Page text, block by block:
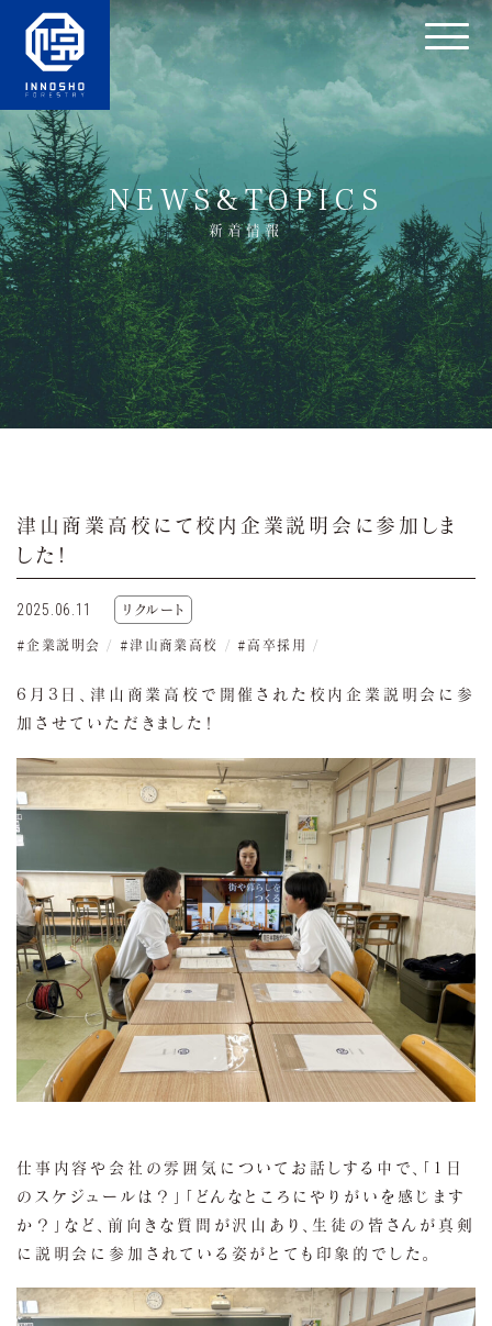
NEWS&TOPICS
新着情報
津山商業高校にて校内企業説明会に参加しま
した！
2025.06.11 リクルート
企業説明会 津山商業高校 高卒採用
6月3日、津山商業高校で開催された校内企業説明会に参
加させていただきました！
仕事内容や会社の雰囲気についてお話しする中で、「1日
のスケジュールは？」「どんなところにやりがいを感じます
か？」など、前向きな質問が沢山あり、生徒の皆さんが真剣
に説明会に参加されている姿がとても印象的でした。